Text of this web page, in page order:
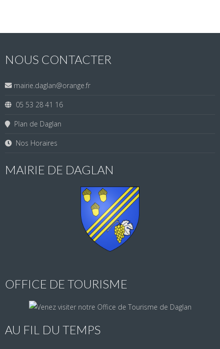
NOUS CONTACTER
mairie.daglan@orange.fr
05 53 28 41 16
Plan de Daglan
Nos Horaires
MAIRIE DE DAGLAN
OFFICE DE TOURISME
AU FIL DU TEMPS